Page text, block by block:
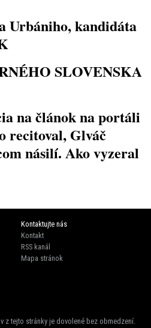
Urbániho, kandidáta
SLOVENSKA
na článok na portáli
recitoval, Glváč
násilí. Ako vyzeral
Kontaktujte nás
Kontakt
RSS kanál
Mapa stránok
z tejto stránky je dovolené bez obmedzení.